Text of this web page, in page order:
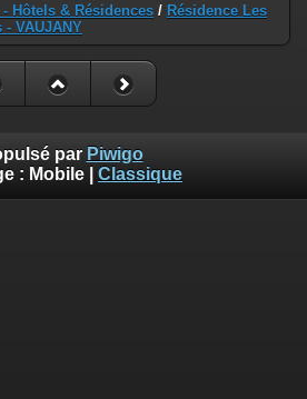
- Hôtels & Résidences / Résidence Les
- VAUJANY
par Piwigo
: Mobile Classique